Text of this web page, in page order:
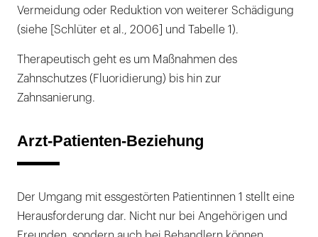
Vermeidung oder Reduktion von weiterer Schädigung
(siehe [Schlüter et al., 2006] und Tabelle 1).
Therapeutisch geht es um Maßnahmen des
Zahnschutzes (Fluoridierung) bis hin zur
Zahnsanierung.
Arzt-Patienten-Beziehung
Der Umgang mit essgestörten Patientinnen 1 stellt eine
Herausforderung dar. Nicht nur bei Angehörigen und